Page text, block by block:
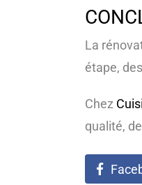
La
étape,
Chez
qualité,